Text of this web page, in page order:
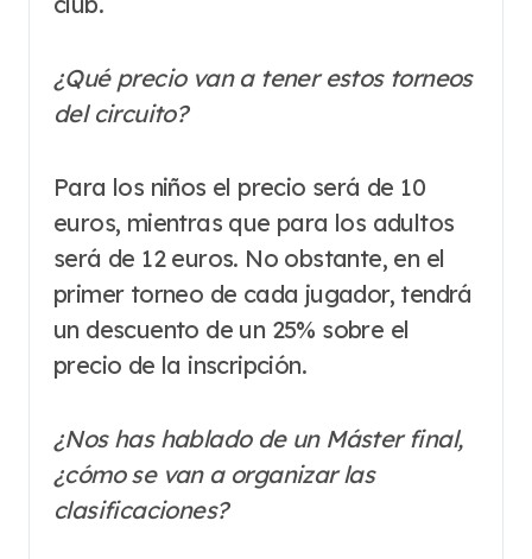
¿Qué precio van a tener estos torneos
del circuito?
Para los niños el precio será de 10
euros, mientras que para los adultos
será de 12 euros. No obstante, en el
primer torneo de cada jugador, tendrá
un descuento de un 25% sobre el
precio de la inscripción.
¿Nos has hablado de un Máster final,
¿cómo se van a organizar las
clasificaciones?